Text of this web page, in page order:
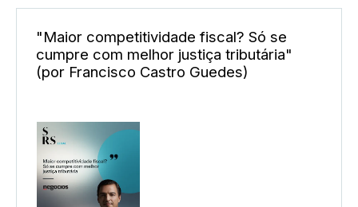
"Maior competitividade fiscal? Só se
cumpre com melhor justiça tributária"
(por Francisco Castro Guedes)